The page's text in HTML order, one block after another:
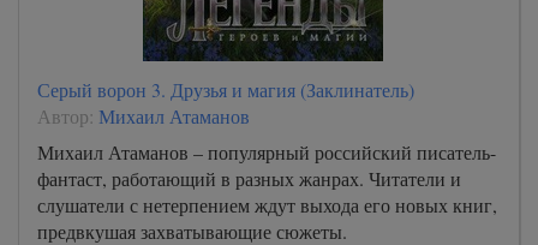
Серый ворон 3. Друзья и магия (Заклинатель)
Автор: Михаил Атаманов
Михаил Атаманов – популярный российский писатель-
фантаст, работающий в разных жанрах. Читатели и
слушатели с нетерпением ждут выхода его новых книг,
предвкушая захватывающие сюжеты.